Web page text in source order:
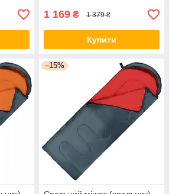
1 169 ₴ 1 379 ₴
Купити
–15%